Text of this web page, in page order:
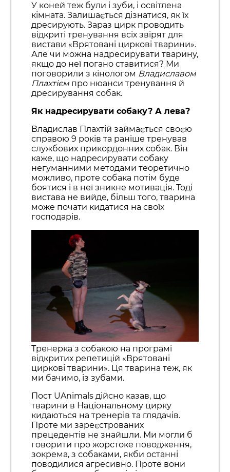
У коней теж були і зуби, і освітлена
кімната. Залишається дізнатися, як їх
дресирують. Зараз цирк проводить
відкриті тренування всіх звірят для
вистави «Врятовані циркові тварини».
Але чи можна надресирувати тварину,
якщо до неї погано ставитися? Ми
поговорили з кінологом Владиславом
Плахтіємпро нюанси тренування й
дресирування собак.
Як надресирувати собаку? А лева?
Владислав Плахтій займається своєю
справою 9 років та раніше тренував
службових прикордонних собак. Він
каже, що надресирувати собаку
негуманними методами теоретично
можливо, проте собака потім буде
боятися і в неї зникне мотивація. Тоді
вистава не вийде, більш того, тварина
може почати кидатися на своїх
господарів.
Тренерка з собакою на програмі
відкритих репетицій «Врятовані
циркові тварини». Ця тварина теж, як
ми бачимо, із зубами.
Пост UAnimals дійсно казав, що
тварини в Національному цирку
кидаються на тренерів та глядачів.
Проте ми зареєстрованих
прецедентів не знайшли. Ми могли б
говорити про жорстоке поводження,
зокрема, з собаками, якби останні
поводилися агресивно. Проте вони